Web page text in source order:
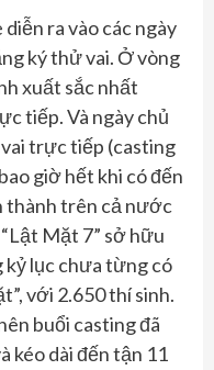
ra vào các ngày
ký thử vai. Ở vòng
xuất sắc nhất
tiếp. Và ngày chủ
trực tiếp (casting
giờ hết khi có đến
thành trên cả nước
Mặt 7” sở hữu
kỷ lục chưa từng có
với 2.650 thí sinh.
buổi casting đã
kéo dài đến tận 11